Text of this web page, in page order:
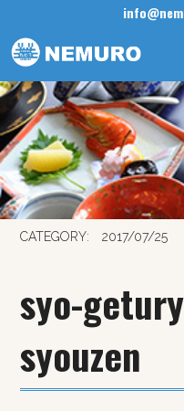
CATEGORY: 2017/07/25
syo-
syouzen